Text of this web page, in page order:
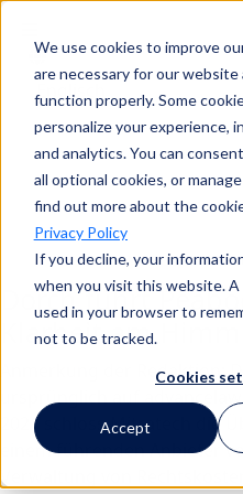
We use cookies to improve
are necessary for our website
function properly. Some
personalize your experience,
and analytics. You can
all optional cookies, or
find out more about the
Privacy Policy
If you decline, your
when you visit this website. A
used in your browser to
not to be tracked.
Cookies
Accept
Suche
Dorch führt
Klarheit am
Anmerkung der Redaktion:
ursprünglich auf
2021 schloss Mitratech die
einem führenden Anbieter
Verwaltung von